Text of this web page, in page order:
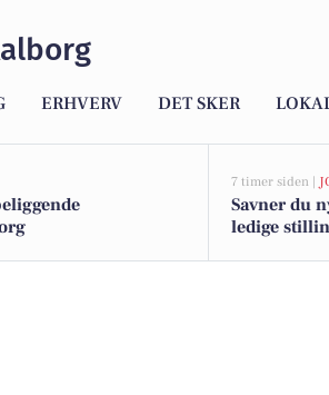
ERHVERV DET SKER
7 timer siden |
Savner du
ledige